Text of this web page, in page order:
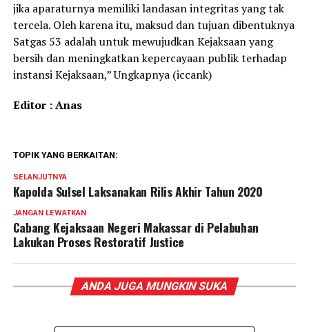
jika aparaturnya memiliki landasan integritas yang tak
tercela. Oleh karena itu, maksud dan tujuan dibentuknya
Satgas 53 adalah untuk mewujudkan Kejaksaan yang
bersih dan meningkatkan kepercayaan publik terhadap
instansi Kejaksaan,” Ungkapnya (iccank)
Editor : Anas
TOPIK YANG BERKAITAN:
SELANJUTNYA
Kapolda Sulsel Laksanakan Rilis Akhir Tahun 2020
JANGAN LEWATKAN
Cabang Kejaksaan Negeri Makassar di Pelabuhan
Lakukan Proses Restoratif Justice
ANDA JUGA MUNGKIN SUKA